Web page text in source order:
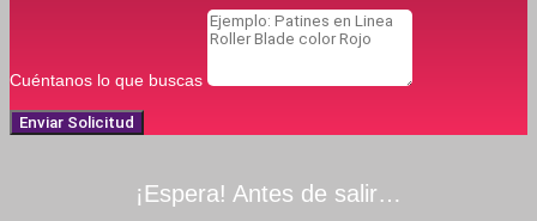
Cuéntanos lo que buscas
Enviar Solicitud
¡Espera! Antes de salir…